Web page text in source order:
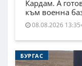
Кардам. А
към военна
08.08.2026
БУРГАС